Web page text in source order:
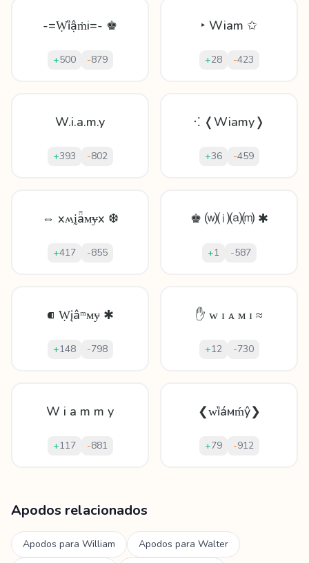
-=Ẉȉậṁi=- ♚
+500 -879
‣ Wiam ✩
+28 -423
W.i.a.m.y
+393 -802
⁖ ❬Wiamy❭
+36 -459
⇔ xʍḭǟᴍɏx ❆
+417 -855
♚ ⒲⒤⒜⒨ ✱
+1 -587
⁌ Ẉįâᵐᴍɏ ✱
+148 -798
✋ ᴡ ɪ ᴀ ᴍ ɪ ≈
+12 -730
W i a m m y
+117 -881
❮ᴡȉáмḿŷ❯
+79 -912
Apodos relacionados
Apodos para William Apodos para Walter